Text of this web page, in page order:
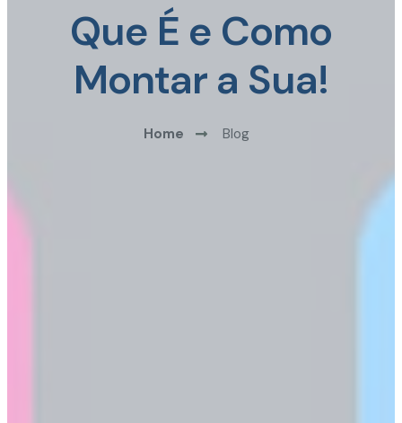
Que É e Como
Montar a Sua!
Home Blog